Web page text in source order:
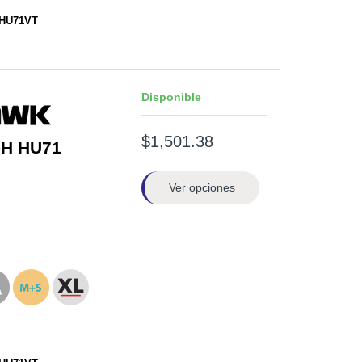
HU71
Disponible
$1,501.38
Ver opciones